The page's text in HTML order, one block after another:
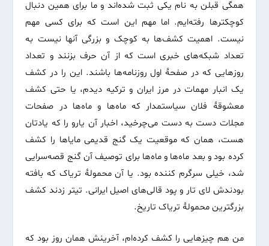
همگی قبلن به نام یکی ثبت شده‌اند و ما برای همین دنبال
کوچکترها رفته‌ایم. اما مهم این است که برای کسی مهم
نیست. اهمیت کشف‌ها به کوچک و بزرگی آنها نیست به
تعداد شبکه‌های خبری است که از آن حرف بزنند و تعداد
روزهایی که در صفحهٔ اول روزنامه‌ها باشند. این را در کشف
یک انبار مهمات در مرز ایران و ترکیه دیدم، یا حتی کشف
معشوقهٔ فلان سیاستمدار که ماه‌ها و ماه‌ها در صفحات
مجلات دست به دست می‌چرخید، اخبار آن یارو را که یادتان
هست، همان که موقعیت یک گنج قدیمی مایاها را کشف
کرده بود و بعد ماه‌ها و ماه‌ها برای توصیف آن گنج قصه‌سرایی
شد، خیلی سرگرم کننده بود. یا آن محمولهٔ تریاک که بافته
بودندش لای تار و پود قالی‌های اصیل ایرانی. تیتر زدند کشف
بزرگترین محمولهٔ تریاک تاریخ.
من هم چیزهایی را کشف کرده‌ام، آخرینش همان روز بود که